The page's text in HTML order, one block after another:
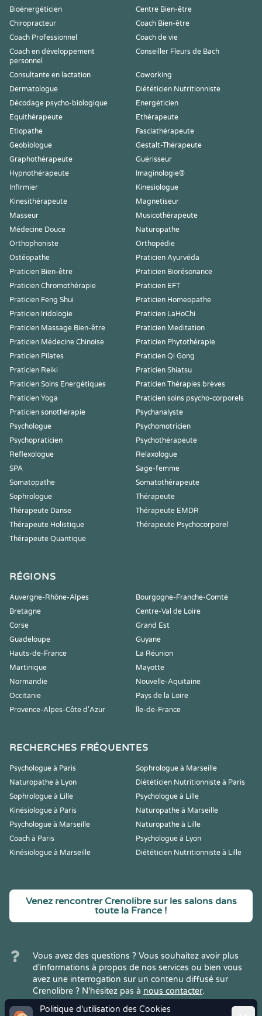
Politique d'utilisation des Cookies
Bioénergéticien
Centre Bien-être
Chiropracteur
Coach Bien-être
Coach Professionnel
Coach de vie
Coach en développement
personnel
Conseiller Fleurs de Bach
Consultante en lactation
Coworking
Dermatologue
Diététicien Nutritionniste
Décodage psycho-biologique
Energéticien
Equithérapeute
Ethérapeute
Etiopathe
Fasciathérapeute
Geobiologue
Gestalt-Thérapeute
Graphothérapeute
Guérisseur
Hypnothérapeute
Imaginologie®
Infirmier
Kinesiologue
Kinesithérapeute
Magnetiseur
Masseur
Musicothérapeute
Médecine Douce
Naturopathe
Orthophoniste
Orthopédie
Ostéopathe
Praticien Ayurvéda
Praticien Bien-être
Praticien Biorésonance
Praticien Chromothérapie
Praticien EFT
Praticien Feng Shui
Praticien Homeopathe
Praticien Iridologie
Praticien LaHoChi
Praticien Massage Bien-être
Praticien Meditation
Praticien Médecine Chinoise
Praticien Phytothérapie
Praticien Pilates
Praticien Qi Gong
Praticien Reiki
Praticien Shiatsu
Praticien Soins Energétiques
Praticien Thérapies brèves
Praticien Yoga
Praticien soins psycho-corporels
Praticien sonothérapie
Psychanalyste
Psychologue
Psychomotricien
Psychopraticien
Psychothérapeute
Reflexologue
Relaxologue
SPA
Sage-femme
Somatopathe
Somatothérapeute
Sophrologue
Thérapeute
Thérapeute Danse
Thérapeute EMDR
Thérapeute Holistique
Thérapeute Psychocorporel
Thérapeute Quantique
RÉGIONS
Auvergne-Rhône-Alpes
Bourgogne-Franche-Comté
Bretagne
Centre-Val de Loire
Corse
Grand Est
Guadeloupe
Guyane
Hauts-de-France
La Réunion
Martinique
Mayotte
Normandie
Nouvelle-Aquitaine
Occitanie
Pays de la Loire
Provence-Alpes-Côte d'Azur
Île-de-France
RECHERCHES FRÉQUENTES
Psychologue à Paris
Sophrologue à Marseille
Naturopathe à Lyon
Diététicien Nutritionniste à Paris
Sophrologue à Lille
Psychologue à Lille
Kinésiologue à Paris
Naturopathe à Marseille
Psychologue à Marseille
Naturopathe à Lille
Coach à Paris
Psychologue à Lyon
Kinésiologue à Marseille
Diététicien Nutritionniste à Lille
Venez rencontrer Crenolibre sur les salons dans
toute la France !
Vous avez des questions ? Vous souhaitez avoir plus
d'informations à propos de nos services ou bien vous
avez une interrogation sur un contenu diffusé sur
Crenolibre ? N'hésitez pas à nous contacter.